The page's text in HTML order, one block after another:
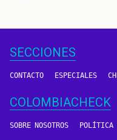
SECCIONES
CONTACTO ESPECIALES
COLOMBIACHECK
SOBRE NOSOTROS POLÍTICA